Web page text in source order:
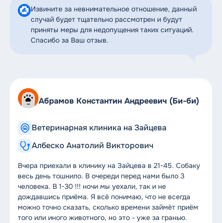
Извините за невнимательное отношение, данный
случай будет тщательно рассмотрен и будут
приняты меры для недопущения таких ситуаций.
Спасибо за Ваш отзыв.
Абрамов Константин Андреевич (Би-би)
Ветеринарная клиника на Зайцева
Албеско Анатолий Викторович
Вчера приехали в клинику на Зайцева в 21-45. Собаку
весь день тошнило. В очереди перед нами было 3
человека. В 1-30 !!! ночи мы уехали, так и не
дождавшись приёма. Я всё понимаю, что не всегда
можно точно сказать, сколько времени займёт приём
того или иного животного, но это - уже за гранью.